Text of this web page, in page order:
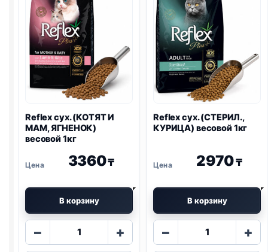
Reflex сух. (КОТЯТ И
МАМ, ЯГНЕНОК)
весовой 1кг
3360₸
В корзину
−
Количество
+
Reflex сух. (СТЕРИЛ.,
КУРИЦА) весовой 1кг
2970₸
В корзину
−
Количество
+